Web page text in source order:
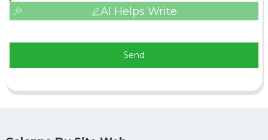
AI Helps Write
Send